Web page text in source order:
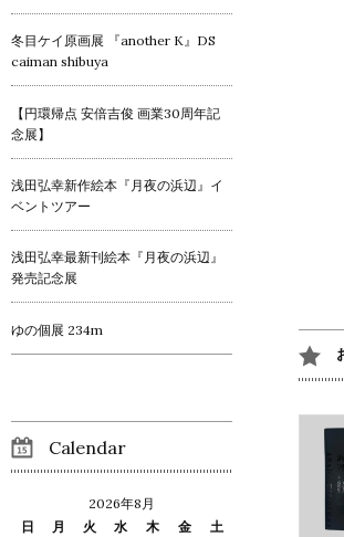
冬目ケイ原画展 『another K』DS
caiman shibuya
【円環帰点 安倍吉俊 画業30周年記
念展】
浅田弘幸新作絵本『月夜の浜辺』イ
ベントツアー
浅田弘幸最新刊絵本『月夜の浜辺』
発売記念展
ゆの個展 234m
Calendar
2026年8月
日
月 火 水 木 金
土